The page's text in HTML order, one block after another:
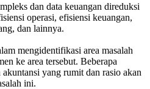
dan data keuangan direduksi
operasi, efisiensi keuangan,
dan lainnya.
mengidentifikasi area masalah
ke area tersebut. Beberapa
yang rumit dan rasio akan
ini.